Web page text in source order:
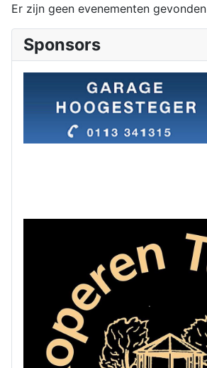
Er zijn geen evenementen gevonden
Sponsors